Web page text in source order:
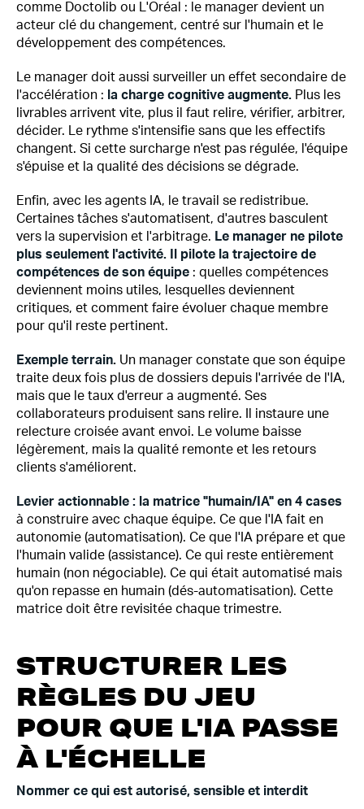
comme Doctolib ou L'Oréal : le manager devient un
acteur clé du changement, centré sur l'humain et le
développement des compétences.
Le manager doit aussi surveiller un effet secondaire de
l'accélération : la charge cognitive augmente. Plus les
livrables arrivent vite, plus il faut relire, vérifier, arbitrer,
décider. Le rythme s'intensifie sans que les effectifs
changent. Si cette surcharge n'est pas régulée, l'équipe
s'épuise et la qualité des décisions se dégrade.
Enfin, avec les agents IA, le travail se redistribue.
Certaines tâches s'automatisent, d'autres basculent
vers la supervision et l'arbitrage. Le manager ne pilote
plus seulement l'activité. Il pilote la trajectoire de
compétences de son équipe : quelles compétences
deviennent moins utiles, lesquelles deviennent
critiques, et comment faire évoluer chaque membre
pour qu'il reste pertinent.
Exemple terrain. Un manager constate que son équipe
traite deux fois plus de dossiers depuis l'arrivée de l'IA,
mais que le taux d'erreur a augmenté. Ses
collaborateurs produisent sans relire. Il instaure une
relecture croisée avant envoi. Le volume baisse
légèrement, mais la qualité remonte et les retours
clients s'améliorent.
Levier actionnable : la matrice "humain/IA" en 4 cases
à construire avec chaque équipe. Ce que l'IA fait en
autonomie (automatisation). Ce que l'IA prépare et que
l'humain valide (assistance). Ce qui reste entièrement
humain (non négociable). Ce qui était automatisé mais
qu'on repasse en humain (dés-automatisation). Cette
matrice doit être revisitée chaque trimestre.
STRUCTURER LES
RÈGLES DU JEU
POUR QUE L'IA PASSE
À L'ÉCHELLE
Nommer ce qui est autorisé, sensible et interdit